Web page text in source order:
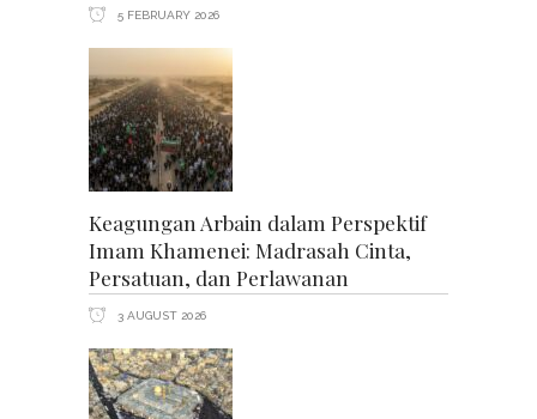
5 FEBRUARY 2026
Keagungan Arbain dalam Perspektif
Imam Khamenei: Madrasah Cinta,
Persatuan, dan Perlawanan
3 AUGUST 2026